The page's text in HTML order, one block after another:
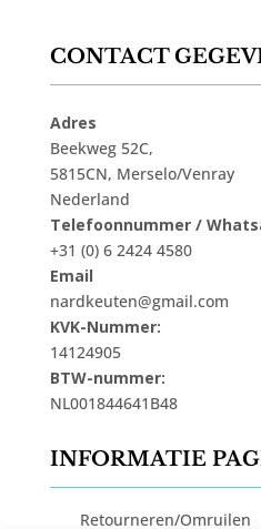
CONTACT
Adres
Beekweg 52C,
5815CN, Merselo/Venray
Nederland
Telefoonnummer /
+31 (0) 6 2424 4580
Email
nardkeuten@gmail.com
KVK-Nummer:
14124905
BTW-nummer:
NL001844641B48
INFORMATIE
Retourneren/Omruilen